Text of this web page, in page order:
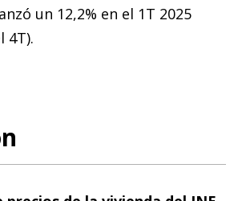
un 12,2% en el 1T 2025
4T).